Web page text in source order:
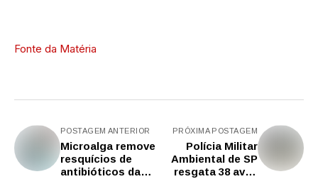
Fonte da Matéria
POSTAGEM ANTERIOR
Microalga remove
resquícios de
antibióticos da
PRÓXIMA POSTAGEM
Polícia Militar
Ambiental de SP
resgata 38 aves